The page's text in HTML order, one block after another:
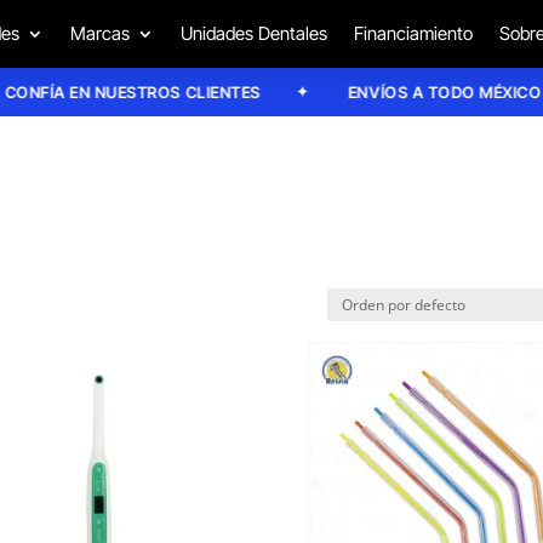
Marcas Unidades Dentales Financiamiento
EN NUESTROS CLIENTES ENVÍOS A TODO MÉXICO